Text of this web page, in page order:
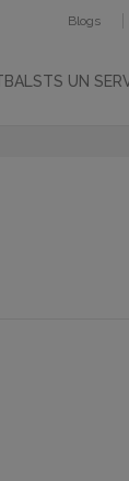
Blogs
UN